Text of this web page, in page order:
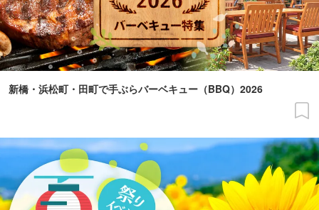
新橋・浜松町・田町で手ぶらバーベキュー（BBQ）2026